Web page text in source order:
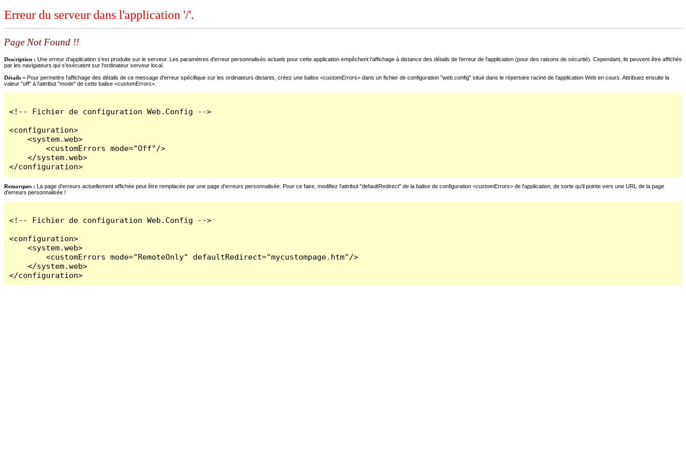
Erreur du serveur dans l'application '/'.
Page Not Found !!
Description : Une erreur d'application s'est produite sur le serveur. Les paramètres d'erreur personnalisés actuels pour cette application empêchent l'affichage à distance des détails de l'erreur de l'application (pour des raisons de sécurité). Cependant, ils peuvent être affichés
par les navigateurs qui s'exécutent sur l'ordinateur serveur local.
Détails = Pour permettre l'affichage des détails de ce message d'erreur spécifique sur les ordinateurs distants, créez une balise <customErrors> dans un fichier de configuration "web.config" situé dans le répertoire racine de l'application Web en cours. Attribuez ensuite la
valeur "off" à l'attribut "mode" de cette balise <customErrors>.
<!-- Fichier de configuration Web.Config -->
<configuration>
    <system.web>
        <customErrors mode="Off"/>
    </system.web>
</configuration>
Remarques : La page d'erreurs actuellement affichée peut être remplacée par une page d'erreurs personnalisée. Pour ce faire, modifiez l'attribut "defaultRedirect" de la balise de configuration <customErrors> de l'application, de sorte qu'il pointe vers une URL de la page
d'erreurs personnalisée !
<!-- Fichier de configuration Web.Config -->
<configuration>
    <system.web>
        <customErrors mode="RemoteOnly" defaultRedirect="mycustompage.htm"/>
    </system.web>
</configuration>